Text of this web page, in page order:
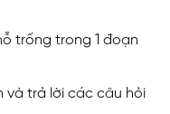
trống trong 1 đoạn
và trả lời các câu hỏi